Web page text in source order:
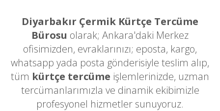
Diyarbakır Çermik Kürtçe Tercüme
Bürosu olarak; Ankara'daki Merkez
ofisimizden, evraklarınızı; eposta, kargo,
whatsapp yada posta gönderisiyle teslim alıp,
tüm kürtçe tercüme işlemlerinizde, uzman
tercümanlarımızla ve dinamik ekibimizle
profesyonel hizmetler sunuyoruz.